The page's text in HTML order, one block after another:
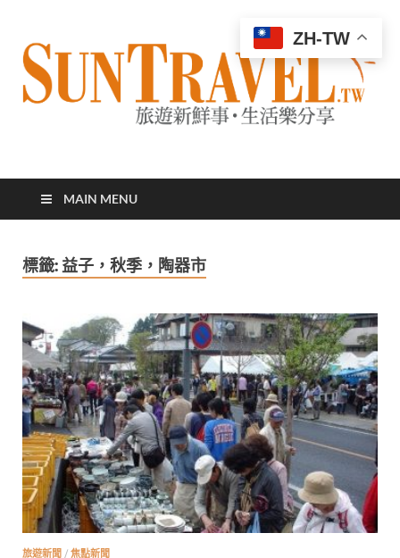
太陽網
MAIN MENU
標籤: 益子，秋季，陶器市
旅遊新聞 / 焦點新聞
ZH-TW